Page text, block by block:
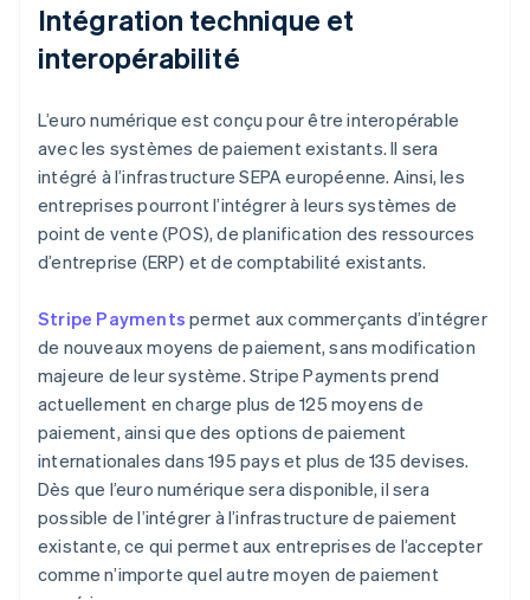
Intégration technique et
interopérabilité
L’euro numérique est conçu pour être interopérable
avec les systèmes de paiement existants. Il sera
intégré à l’infrastructure SEPA européenne. Ainsi, les
entreprises pourront l’intégrer à leurs systèmes de
point de vente (POS), de planification des ressources
d’entreprise (ERP) et de comptabilité existants.
Stripe Payments permet aux commerçants d’intégrer
de nouveaux moyens de paiement, sans modification
majeure de leur système. Stripe Payments prend
actuellement en charge plus de 125 moyens de
paiement, ainsi que des options de paiement
internationales dans 195 pays et plus de 135 devises.
Dès que l’euro numérique sera disponible, il sera
possible de l’intégrer à l’infrastructure de paiement
existante, ce qui permet aux entreprises de l’accepter
comme n’importe quel autre moyen de paiement